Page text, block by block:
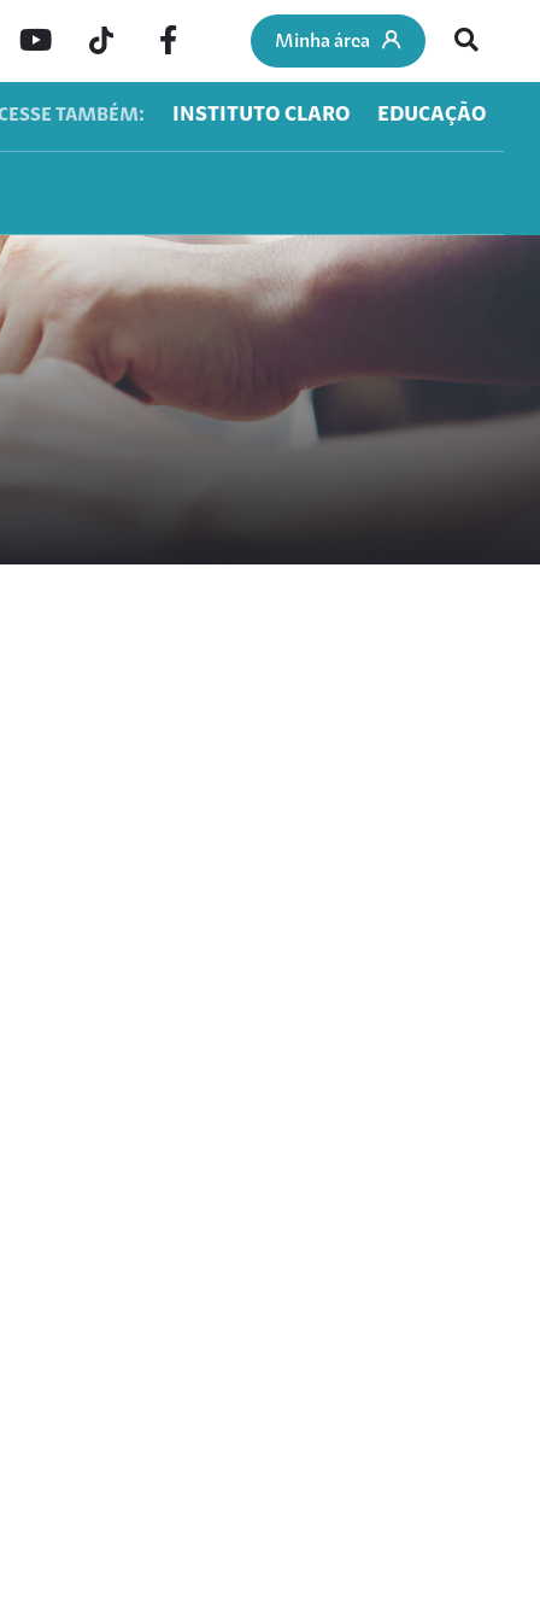
Minha área
TAMBÉM: INSTITUTO CLARO EDUCAÇÃO